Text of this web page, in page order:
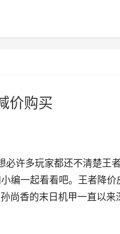
价购买
许多玩家都还不清楚王
编一起看看吧。王者降价
尚香的末日机甲一直以来